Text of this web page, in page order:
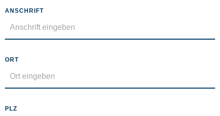
ANSCHRIFT
ORT
PLZ